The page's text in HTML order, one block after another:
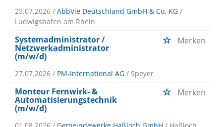
25.07.2026 / AbbVie Deutschland GmbH & Co. KG /
Ludwigshafen am Rhein
Systemadministrator /
Netzwerkadministrator
(m/w/d)
Merken
27.07.2026 / PM-International AG / Speyer
Monteur Fernwirk- &
Automatisierungstechnik
(m/w/d)
Merken